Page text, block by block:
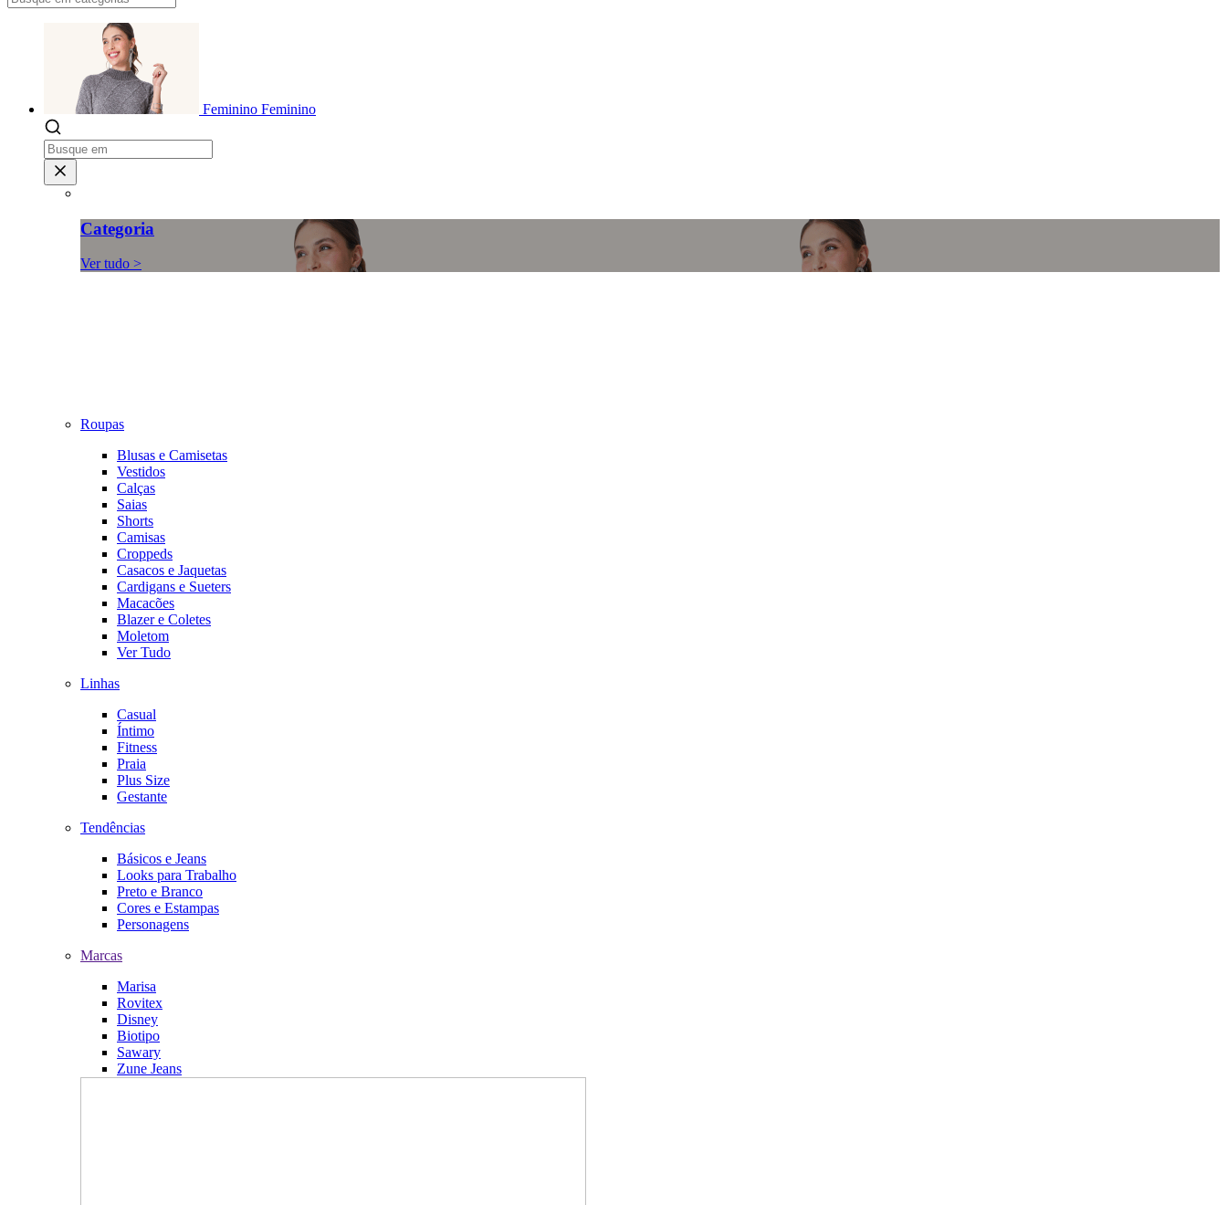
Feminino Feminino
Categoria
Ver tudo >
Roupas
Blusas e Camisetas
Vestidos
Calças
Saias
Shorts
Camisas
Croppeds
Casacos e Jaquetas
Cardigans e Sueters
Macacões
Blazer e Coletes
Moletom
Ver Tudo
Linhas
Casual
Íntimo
Fitness
Praia
Plus Size
Gestante
Tendências
Básicos e Jeans
Looks para Trabalho
Preto e Branco
Cores e Estampas
Personagens
Marcas
Marisa
Rovitex
Disney
Biotipo
Sawary
Zune Jeans